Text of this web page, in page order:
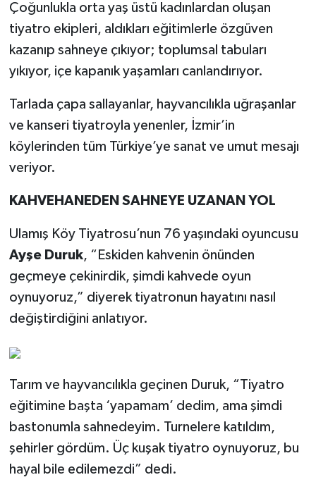
Çoğunlukla orta yaş üstü kadınlardan oluşan
tiyatro ekipleri, aldıkları eğitimlerle özgüven
kazanıp sahneye çıkıyor; toplumsal tabuları
yıkıyor, içe kapanık yaşamları canlandırıyor.
Tarlada çapa sallayanlar, hayvancılıkla uğraşanlar
ve kanseri tiyatroyla yenenler, İzmir’in
köylerinden tüm Türkiye’ye sanat ve umut mesajı
veriyor.
KAHVEHANEDEN SAHNEYE UZANAN YOL
Ulamış Köy Tiyatrosu’nun 76 yaşındaki oyuncusu
Ayşe Duruk, “Eskiden kahvenin önünden
geçmeye çekinirdik, şimdi kahvede oyun
oynuyoruz,” diyerek tiyatronun hayatını nasıl
değiştirdiğini anlatıyor.
Tarım ve hayvancılıkla geçinen Duruk, “Tiyatro
eğitimine başta ‘yapamam’ dedim, ama şimdi
bastonumla sahnedeyim. Turnelere katıldım,
şehirler gördüm. Üç kuşak tiyatro oynuyoruz, bu
hayal bile edilemezdi” dedi.